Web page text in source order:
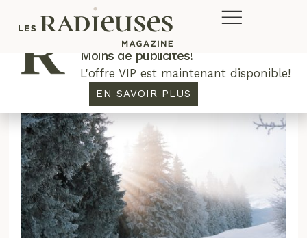
Plus de concours. Plus de rabais.
Moins de publicités!
L'offre VIP est maintenant disponible!
EN SAVOIR PLUS